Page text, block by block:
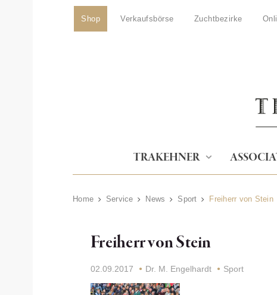
Shop Verkaufsbörse Zuchtbezirke
TRAKEHNER
Home Service News Sport Freiherr von Stein
Freiherr von Stein
02.09.2017 Dr. M. Engelhardt Sport